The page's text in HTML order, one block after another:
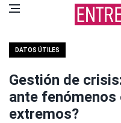
DATOS ÚTILES
Gestión de
ante
extremos?